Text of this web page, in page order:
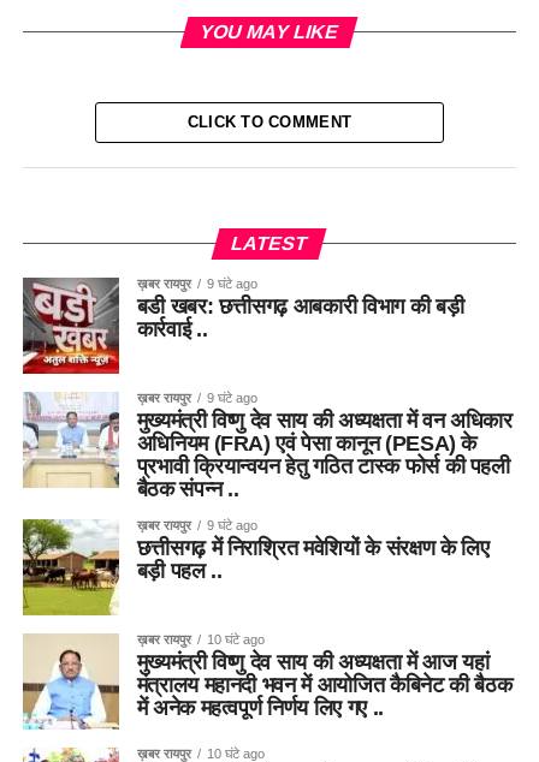
YOU MAY LIKE
CLICK TO COMMENT
LATEST
ख़बर रायपुर 9 घंटे ago
बडी खबर: छत्तीसगढ़ आबकारी विभाग की बड़ी
कार्रवाई ..
ख़बर रायपुर 9 घंटे ago
मुख्यमंत्री विष्णु देव साय की अध्यक्षता में वन अधिकार
अधिनियम (FRA) एवं पेसा कानून (PESA) के
प्रभावी क्रियान्वयन हेतु गठित टास्क फोर्स की पहली
बैठक संपन्न ..
ख़बर रायपुर 9 घंटे ago
छत्तीसगढ़ में निराश्रित मवेशियों के संरक्षण के लिए
बड़ी पहल ..
ख़बर रायपुर 10 घंटे ago
मुख्यमंत्री विष्णु देव साय की अध्यक्षता में आज यहां
मंत्रालय महानदी भवन में आयोजित कैबिनेट की बैठक
में अनेक महत्वपूर्ण निर्णय लिए गए ..
ख़बर रायपुर 10 घंटे ago